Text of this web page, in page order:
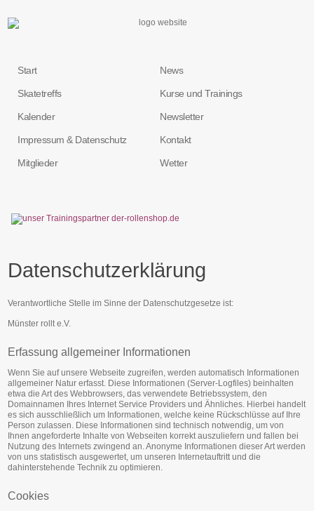
Start News
Skatetreffs Kurse und Trainings
Kalender Newsletter
Impressum & Datenschutz Kontakt
Mitglieder Wetter
Datenschutzerklärung
Verantwortliche Stelle im Sinne der Datenschutzgesetze ist:
Münster rollt e.V.
Erfassung allgemeiner Informationen
Wenn Sie auf unsere Webseite zugreifen, werden automatisch Informationen
allgemeiner Natur erfasst. Diese Informationen (Server-Logfiles) beinhalten
etwa die Art des Webbrowsers, das verwendete Betriebssystem, den
Domainnamen Ihres Internet Service Providers und Ähnliches. Hierbei handelt
es sich ausschließlich um Informationen, welche keine Rückschlüsse auf Ihre
Person zulassen. Diese Informationen sind technisch notwendig, um von
Ihnen angeforderte Inhalte von Webseiten korrekt auszuliefern und fallen bei
Nutzung des Internets zwingend an. Anonyme Informationen dieser Art werden
von uns statistisch ausgewertet, um unseren Internetauftritt und die
dahinterstehende Technik zu optimieren.
Cookies